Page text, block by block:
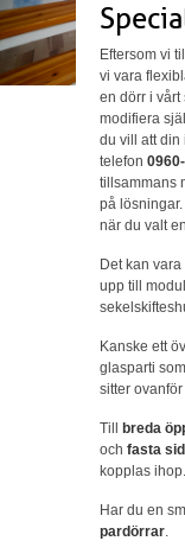
Eftersom vi
vi vara
en dörr i
modifiera
du vill att din
telefon
tillsammans
på
när du valt
Det kan
upp till
Kanske ett
glasparti
sitter
Till breda
och fasta
kopplas ihop.
Har du en
pardörrar.